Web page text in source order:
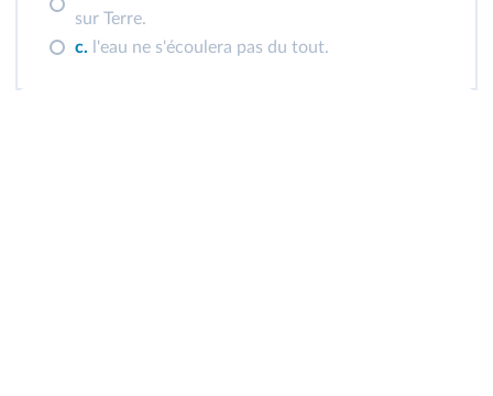
sur Terre.
c. l'eau ne s'écoulera pas du tout.